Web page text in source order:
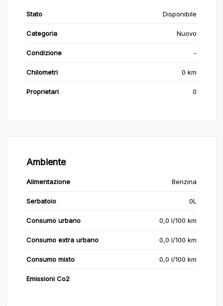
Stato Disponibile
Categoria Nuovo
Condizione -
Chilometri 0 km
Proprietari 0
Ambiente
Alimentazione Benzina
Serbatoio 0L
Consumo urbano 0,0 l/100 km
Consumo extra urbano 0,0 l/100 km
Consumo misto 0,0 l/100 km
Emissioni Co2